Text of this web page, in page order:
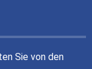
Sie von den